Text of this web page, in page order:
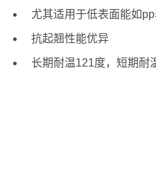
尤其适用于低表面能如
抗起翘性能优异
长期耐温121度，短期耐